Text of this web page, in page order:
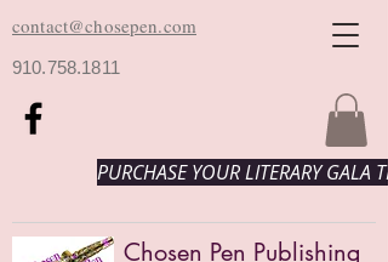
contact@chosepen.com
910.758.1811
PURCHASE YOUR LITERARY GALA
Chosen Pen Publishing